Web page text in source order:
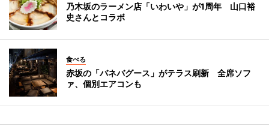
乃木坂のラーメン店「いわいや」が1周年 山口裕
史さんとコラボ
食べる
赤坂の「バネバグース」がテラス刷新 全席ソフ
ァ、個別エアコンも